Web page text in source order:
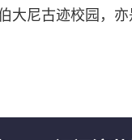
大尼古迹校园，